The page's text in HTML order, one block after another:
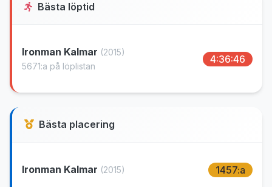
Bästa löptid
Ironman Kalmar (2015)
5671:a på löplistan
4:36:46
Bästa placering
Ironman Kalmar (2015) 1457:a